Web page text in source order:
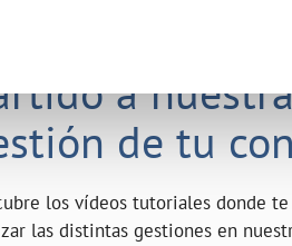
a
de tu
los vídeos tutoriales donde
las distintas gestiones en